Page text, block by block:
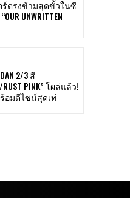
ร์ตรงข้ามสุดขั้วในซี
UNWRITTEN
2/3 สี
RUST PINK” โผล่แล้ว!
อมดีไซน์สุดเท่